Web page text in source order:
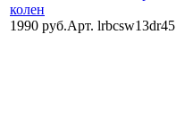
1990 руб.Арт. lrbcsw13dr45